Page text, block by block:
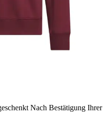
Nach Bestätigung Ihrer